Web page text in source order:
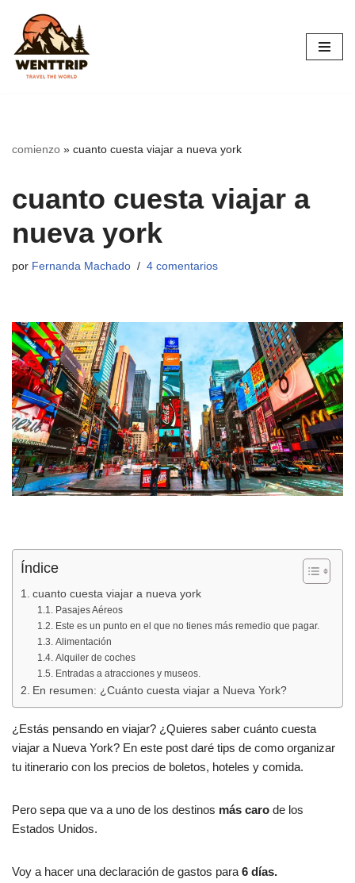
Saltar
al
contenido
comienzo » cuanto cuesta viajar a nueva york
cuanto cuesta viajar a
nueva york
por Fernanda Machado 4 comentarios
Índice
cuanto cuesta viajar a nueva york
Pasajes Aéreos
Este es un punto en el que no tienes más remedio que pagar.
Alimentación
Alquiler de coches
Entradas a atracciones y museos.
En resumen: ¿Cuánto cuesta viajar a Nueva York?
¿Estás pensando en viajar? ¿Quieres saber cuánto cuesta
viajar a Nueva York? En este post daré tips de como organizar
tu itinerario con los precios de boletos, hoteles y comida.
Pero sepa que va a uno de los destinos más caro de los
Estados Unidos.
Voy a hacer una declaración de gastos para 6 días.